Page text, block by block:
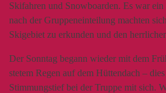
Skifahren und Snowboarden. Es war ein
nach der Gruppeneinteilung machten
Skigebiet zu erkunden und den
Der Sonntag begann wieder mit dem
stetem Regen auf dem Hüttendach –
Stimmungstief bei der Truppe mit sich.